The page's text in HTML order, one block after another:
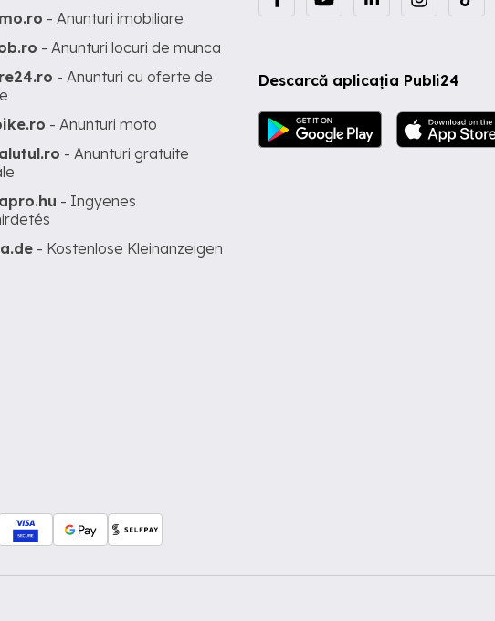
Descarcă aplicația Publi24
- Anunturi imobiliare
- Anunturi locuri de munca
- Anunturi cu oferte de
- Anunturi moto
- Anunturi gratuite
- Ingyenes
- Kostenlose Kleinanzeigen